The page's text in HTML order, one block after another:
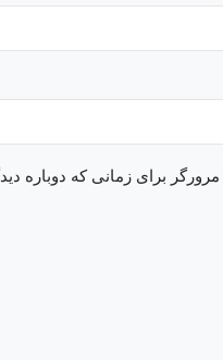
برای زمانی که دوباره